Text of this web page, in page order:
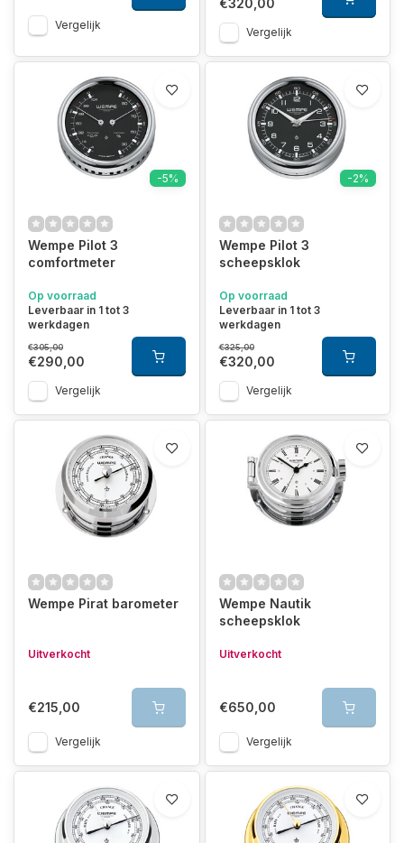
Vergelijk
€320,00
Vergelijk
-5%
Wempe Pilot 3
comfortmeter
Op voorraad
Leverbaar in 1 tot 3
werkdagen
€305,00
€290,00
Vergelijk
-2%
Wempe Pilot 3
scheepsklok
Op voorraad
Leverbaar in 1 tot 3
werkdagen
€325,00
€320,00
Vergelijk
Wempe Pirat barometer
Uitverkocht
€215,00
Vergelijk
Wempe Nautik
scheepsklok
Uitverkocht
€650,00
Vergelijk